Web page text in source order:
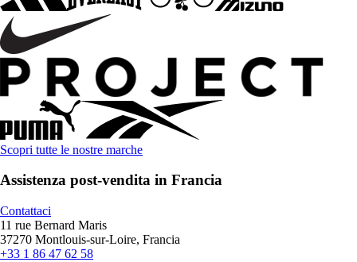
Scopri tutte le nostre marche
Assistenza post-vendita in Francia
Contattaci
11 rue Bernard Maris
37270 Montlouis-sur-Loire, Francia
+33 1 86 47 62 58